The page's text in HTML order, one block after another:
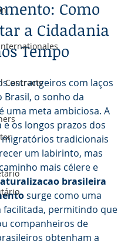
Contracts
Como
a Cidadania
Tempo
estrangeiros com laços
Brasil, o sonho da
uma meta ambiciosa. A
os longos prazos dos
tradicionais
um labirinto, mas
mais célere e
brasileira
surge como uma
facilitada, permitindo que
companheiros de
obtenham a